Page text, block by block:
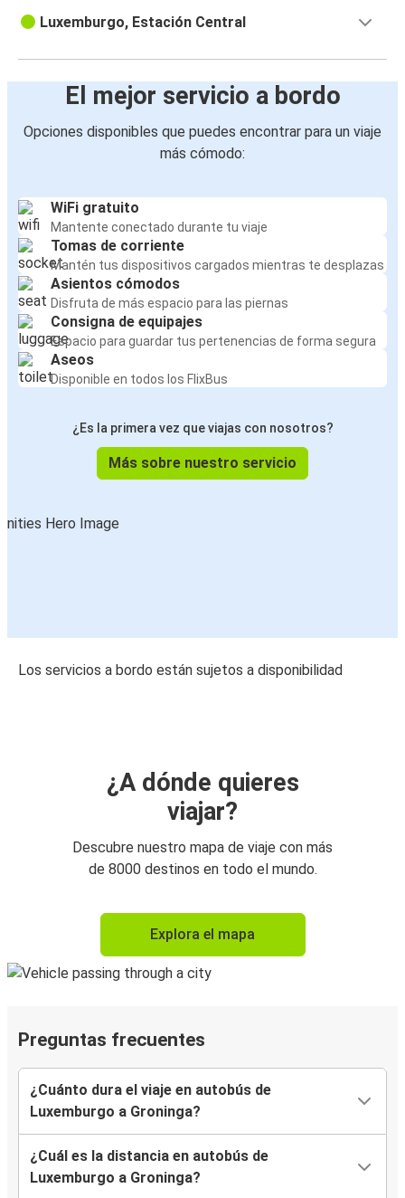
Luxemburgo, Estación Central
El mejor servicio a bordo
Opciones disponibles que puedes encontrar para un viaje
más cómodo:
WiFi gratuito
Mantente conectado durante tu viaje
Tomas de corriente
Mantén tus dispositivos cargados mientras te desplazas
Asientos cómodos
Disfruta de más espacio para las piernas
Consigna de equipajes
Espacio para guardar tus pertenencias de forma segura
Aseos
Disponible en todos los FlixBus
¿Es la primera vez que viajas con nosotros?
Más sobre nuestro servicio
Los servicios a bordo están sujetos a disponibilidad
¿A dónde quieres
viajar?
Descubre nuestro mapa de viaje con más
de 8000 destinos en todo el mundo.
Explora el mapa
Preguntas frecuentes
¿Cuánto dura el viaje en autobús de
Luxemburgo a Groninga?
¿Cuál es la distancia en autobús de
Luxemburgo a Groninga?